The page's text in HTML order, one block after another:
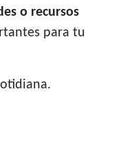
o recursos
para tu